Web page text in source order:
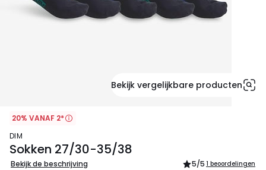
Bekijk vergelijkbare producten
20% VANAF 2*
DIM
Sokken 27/30-35/38
Bekijk de beschrijving 5/5 1 beoordelingen